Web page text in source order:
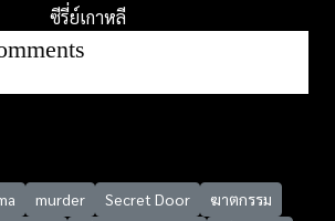
ซีรี่ย์เกาหลี
murder Secret Door
ฆาตกรรม